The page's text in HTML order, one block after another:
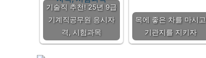
기술직 추천! 25년 9급
기계직공무원 응시자
격, 시험과목
목에 좋은 차를 마시고
기관지를 지키자